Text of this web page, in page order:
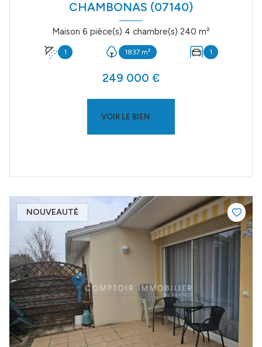
CHAMBONAS (07140)
Maison 6 pièce(s) 4 chambre(s) 240 m²
1 1837 m² 1
249 000 €
VOIR LE BIEN
NOUVEAUTÉ